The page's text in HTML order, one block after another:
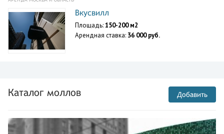
Вкусвилл
Площадь:150-200 м2
Арендная ставка: 36 000 руб.
Каталог моллов Добавить